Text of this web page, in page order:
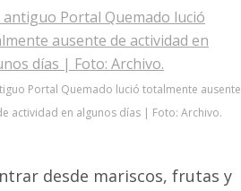
Portal Quemado lució totalmente ausente
actividad en algunos días | Foto: Archivo.
desde mariscos, frutas y